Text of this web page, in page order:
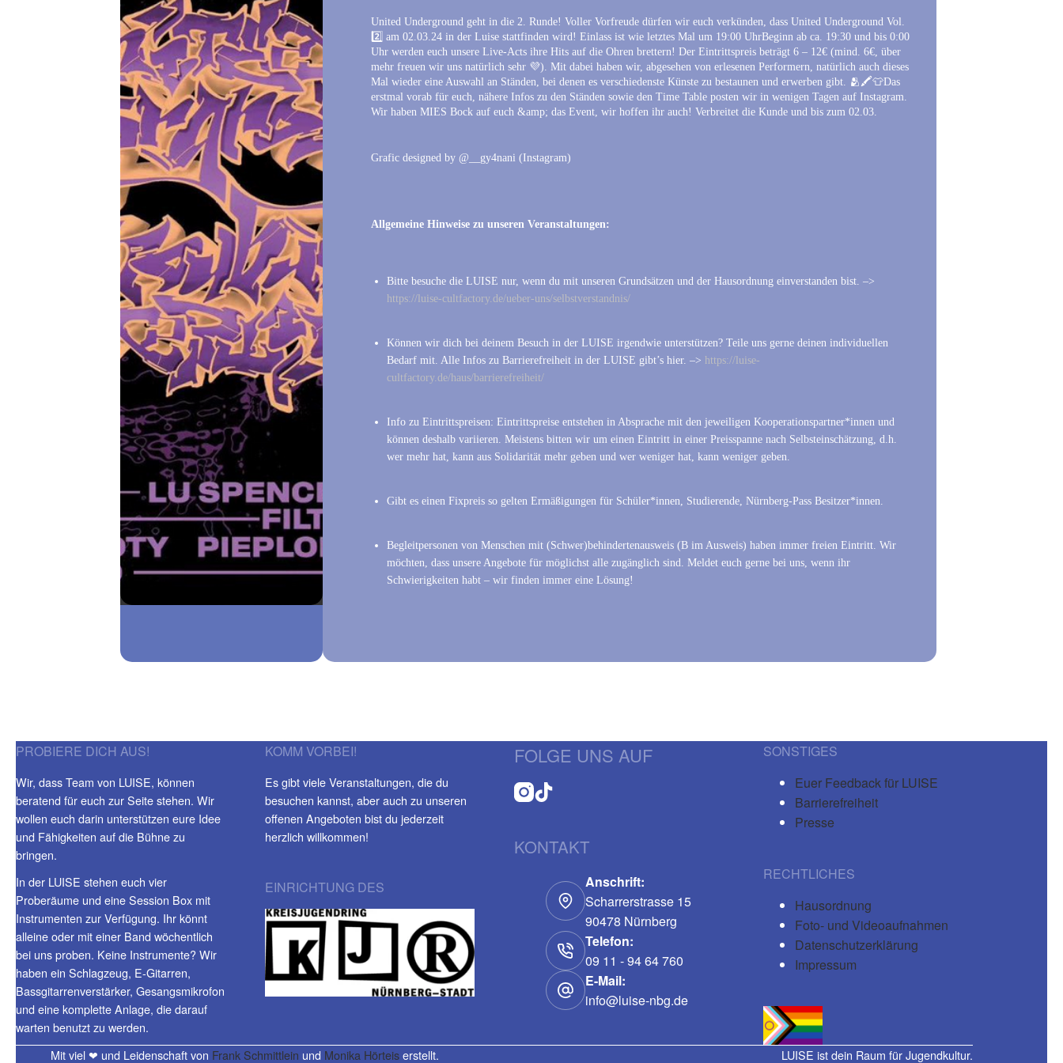
United Underground geht in die 2. Runde! Voller Vorfreude dürfen wir euch verkünden, dass United Underground Vol.
2️⃣ am 02.03.24 in der Luise stattfinden wird! Einlass ist wie letztes Mal um 19:00 UhrBeginn ab ca. 19:30 und bis 0:00
Uhr werden euch unsere Live-Acts ihre Hits auf die Ohren brettern! Der Eintrittspreis beträgt 6 – 12€ (mind. 6€, über
mehr freuen wir uns natürlich sehr 💜). Mit dabei haben wir, abgesehen von erlesenen Performern, natürlich auch dieses
Mal wieder eine Auswahl an Ständen, bei denen es verschiedenste Künste zu bestaunen und erwerben gibt. 🫂🖍️👕Das
erstmal vorab für euch, nähere Infos zu den Ständen sowie den Time Table posten wir in wenigen Tagen auf Instagram.
Wir haben MIES Bock auf euch &amp; das Event, wir hoffen ihr auch! Verbreitet die Kunde und bis zum 02.03.
Grafic designed by @__gy4nani (Instagram)
Allgemeine Hinweise zu unseren Veranstaltungen:
Bitte besuche die LUISE nur, wenn du mit unseren Grundsätzen und der Hausordnung einverstanden bist. –>
https://luise-cultfactory.de/ueber-uns/selbstverstandnis/
Können wir dich bei deinem Besuch in der LUISE irgendwie unterstützen? Teile uns gerne deinen individuellen
Bedarf mit. Alle Infos zu Barrierefreiheit in der LUISE gibt’s hier. –> https://luise-
cultfactory.de/haus/barrierefreiheit/
Info zu Eintrittspreisen: Eintrittspreise entstehen in Absprache mit den jeweiligen Kooperationspartner*innen und
können deshalb variieren. Meistens bitten wir um einen Eintritt in einer Preisspanne nach Selbsteinschätzung, d.h.
wer mehr hat, kann aus Solidarität mehr geben und wer weniger hat, kann weniger geben.
Gibt es einen Fixpreis so gelten Ermäßigungen für Schüler*innen, Studierende, Nürnberg-Pass Besitzer*innen.
Begleitpersonen von Menschen mit (Schwer)behindertenausweis (B im Ausweis) haben immer freien Eintritt. Wir
möchten, dass unsere Angebote für möglichst alle zugänglich sind. Meldet euch gerne bei uns, wenn ihr
Schwierigkeiten habt – wir finden immer eine Lösung!
PROBIERE DICH AUS!
Wir, dass Team von LUISE, können
beratend für euch zur Seite stehen. Wir
wollen euch darin unterstützen eure Idee
und Fähigkeiten auf die Bühne zu
bringen.
In der LUISE stehen euch vier
Proberäume und eine Session Box mit
Instrumenten zur Verfügung. Ihr könnt
alleine oder mit einer Band wöchentlich
bei uns proben. Keine Instrumente? Wir
haben ein Schlagzeug, E-Gitarren,
Bassgitarrenverstärker, Gesangsmikrofon
und eine komplette Anlage, die darauf
warten benutzt zu werden.
KOMM VORBEI!
Es gibt viele Veranstaltungen, die du
besuchen kannst, aber auch zu unseren
offenen Angeboten bist du jederzeit
herzlich willkommen!
EINRICHTUNG DES
FOLGE UNS AUF
KONTAKT
Anschrift:
Scharrerstrasse 15
90478 Nürnberg
Telefon:
09 11 - 94 64 760
E-Mail:
info@luise-nbg.de
SONSTIGES
Euer Feedback für LUISE
Barrierefreiheit
Presse
RECHTLICHES
Hausordnung
Foto- und Videoaufnahmen
Datenschutzerklärung
Impressum
Mit viel ❤ und Leidenschaft von Frank Schmittlein und Monika Hörteiserstellt. LUISE ist dein Raum für Jugendkultur.